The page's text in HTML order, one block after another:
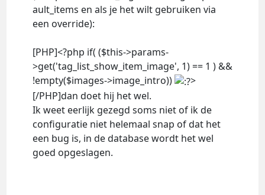
ault_items en als je het wilt gebruiken via
een override):
[PHP]<?php if( ($this->params-
>get('tag_list_show_item_image', 1) == 1 ) &&
!empty($images->image_intro))
>
[/PHP]dan doet hij het wel.
Ik weet eerlijk gezegd soms niet of ik de
configuratie niet helemaal snap of dat het
een bug is, in de database wordt het wel
goed opgeslagen.